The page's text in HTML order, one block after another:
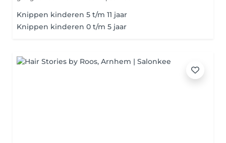
Knippen kinderen 5 t/m 11 jaar
Knippen kinderen 0 t/m 5 jaar